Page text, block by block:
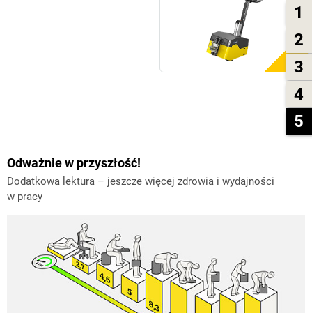
1
2
3
4
5
Odważnie w przyszłość!
Dodatkowa lektura – jeszcze więcej zdrowia i wydajności
w pracy